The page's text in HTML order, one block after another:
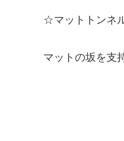
☆マットトンネ
マットの坂を支